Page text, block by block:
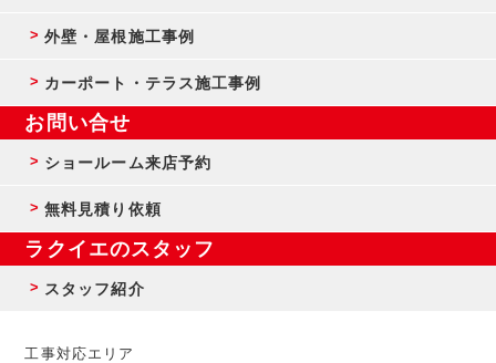
外壁・屋根施工事例
カーポート・テラス施工事例
お問い合せ
ショールーム来店予約
無料見積り依頼
ラクイエのスタッフ
スタッフ紹介
工事対応エリア